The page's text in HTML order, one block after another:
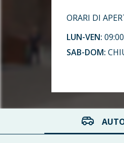
ORARI DI
LUN-VEN:
SAB-DOM: